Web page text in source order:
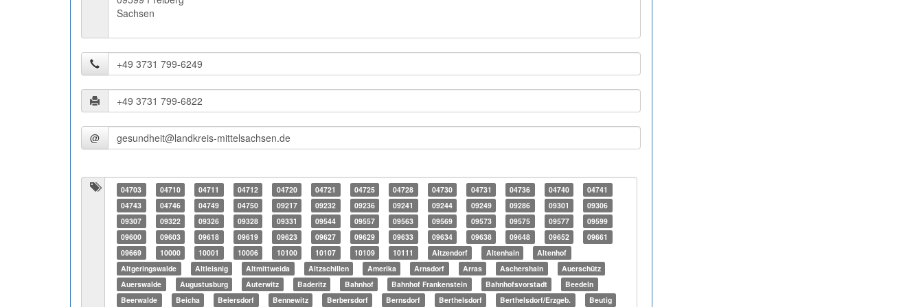
Sachsen
@
04703 04710 04711 04712 04720 04721 04725 04728 04730 04731 04736 04740
04741
04743
04746 04749 04750 09217 09232 09236 09241 09244 09249 09286 09301
09306
09307
09322 09326 09328 09331 09544 09557 09563 09569 09573 09575 09577
09599
09600
09603 09618 09619 09623 09627 09629 09633 09634 09638 09648 09652
09661
09669
10000 10001 10006 10100 10107 10109 10111 Aitzendorf Altenhain
Altenhof
Altgeringswalde
Altleisnig Altmittweida Altzschillen Amerika Arnsdorf Arras Aschershain
Auerschütz
Auerswalde
Augustusburg Auterwitz Baderitz Bahnhof Bahnhof Frankenstein Bahnhofsvorstadt
Beedeln
Beerwalde
Beicha Beiersdorf Bennewitz Berbersdorf Bernsdorf Berthelsdorf Berthelsdorf/Erzgeb. Beutig